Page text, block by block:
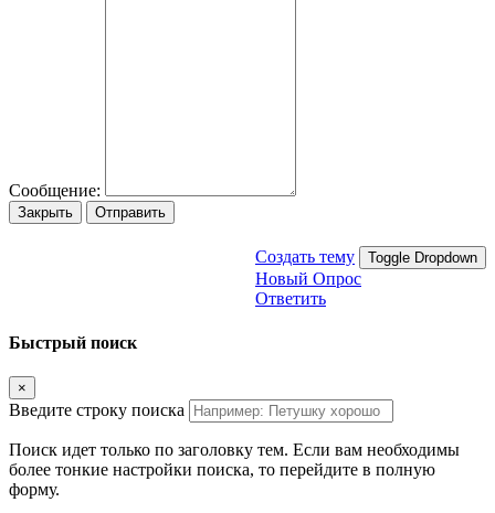
Сообщение:
Закрыть Отправить
Создать тему Toggle Dropdown
Новый Опрос
Ответить
Быстрый поиск
×
Введите строку поиска
Поиск идет только по заголовку тем. Если вам необходимы
более тонкие настройки поиска, то перейдите в полную
форму.